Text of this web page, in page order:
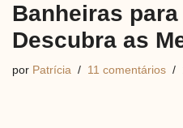
Banheiras para
Descubra as
por Patrícia 11 comentários